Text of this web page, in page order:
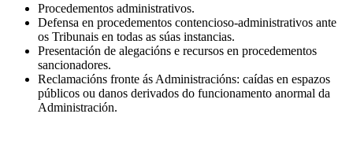
Procedementos administrativos.
Defensa en procedementos contencioso-administrativos ante
os Tribunais en todas as súas instancias.
Presentación de alegacións e recursos en procedementos
sancionadores.
Reclamacións fronte ás Administracións: caídas en espazos
públicos ou danos derivados do funcionamento anormal da
Administración.